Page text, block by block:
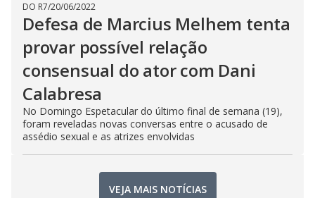
DO R7/20/06/2022
Defesa de Marcius Melhem tenta
provar possível relação
consensual do ator com Dani
Calabresa
No Domingo Espetacular do último final de semana (19),
foram reveladas novas conversas entre o acusado de
assédio sexual e as atrizes envolvidas
VEJA MAIS NOTÍCIAS